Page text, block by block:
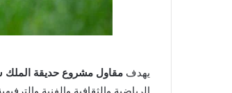
يهدف مقاول مشروع حديقة الملك